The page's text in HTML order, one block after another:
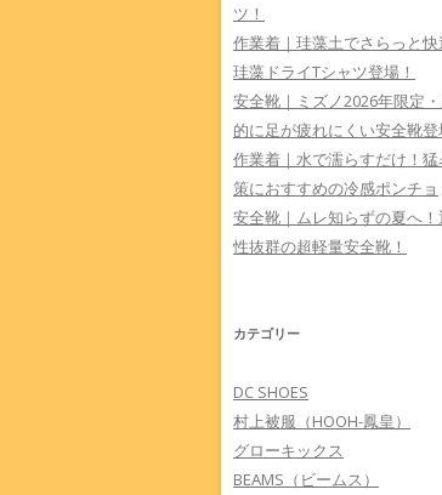
ツ！
作業着｜珪藻土でさらっと快
珪藻ドライTシャツ登場！
安全靴｜ミズノ2026年限定
的に足が疲れにくい安全靴登
作業着｜水で濡らすだけ！
策におすすめの冷感ポンチョ
安全靴｜ムレ知らずの夏へ
性抜群の超軽量安全靴！
カテゴリー
DC SHOES
村上被服（HOOH-鳳皇）
グローキックス
BEAMS（ビームス）